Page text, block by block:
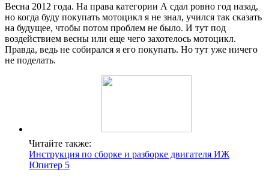
Весна 2012 года. На права категории А сдал ровно год назад,
но когда буду покупать мотоцикл я не знал, учился так сказать
на будущее, чтобы потом проблем не было. И тут под
воздействием весны или еще чего захотелось мотоцикл.
Правда, ведь не собирался я его покупать. Но тут уже ничего
не поделать.
Читайте также:
Инструкция по сборке и разборке двигателя ИЖ
Юпитер 5